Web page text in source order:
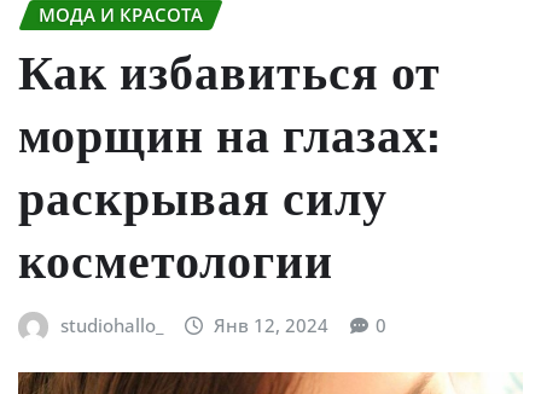
МОДА И КРАСОТА
Как избавиться от
морщин на глазах:
раскрывая силу
косметологии
studiohallo_ Янв 12, 2024 0